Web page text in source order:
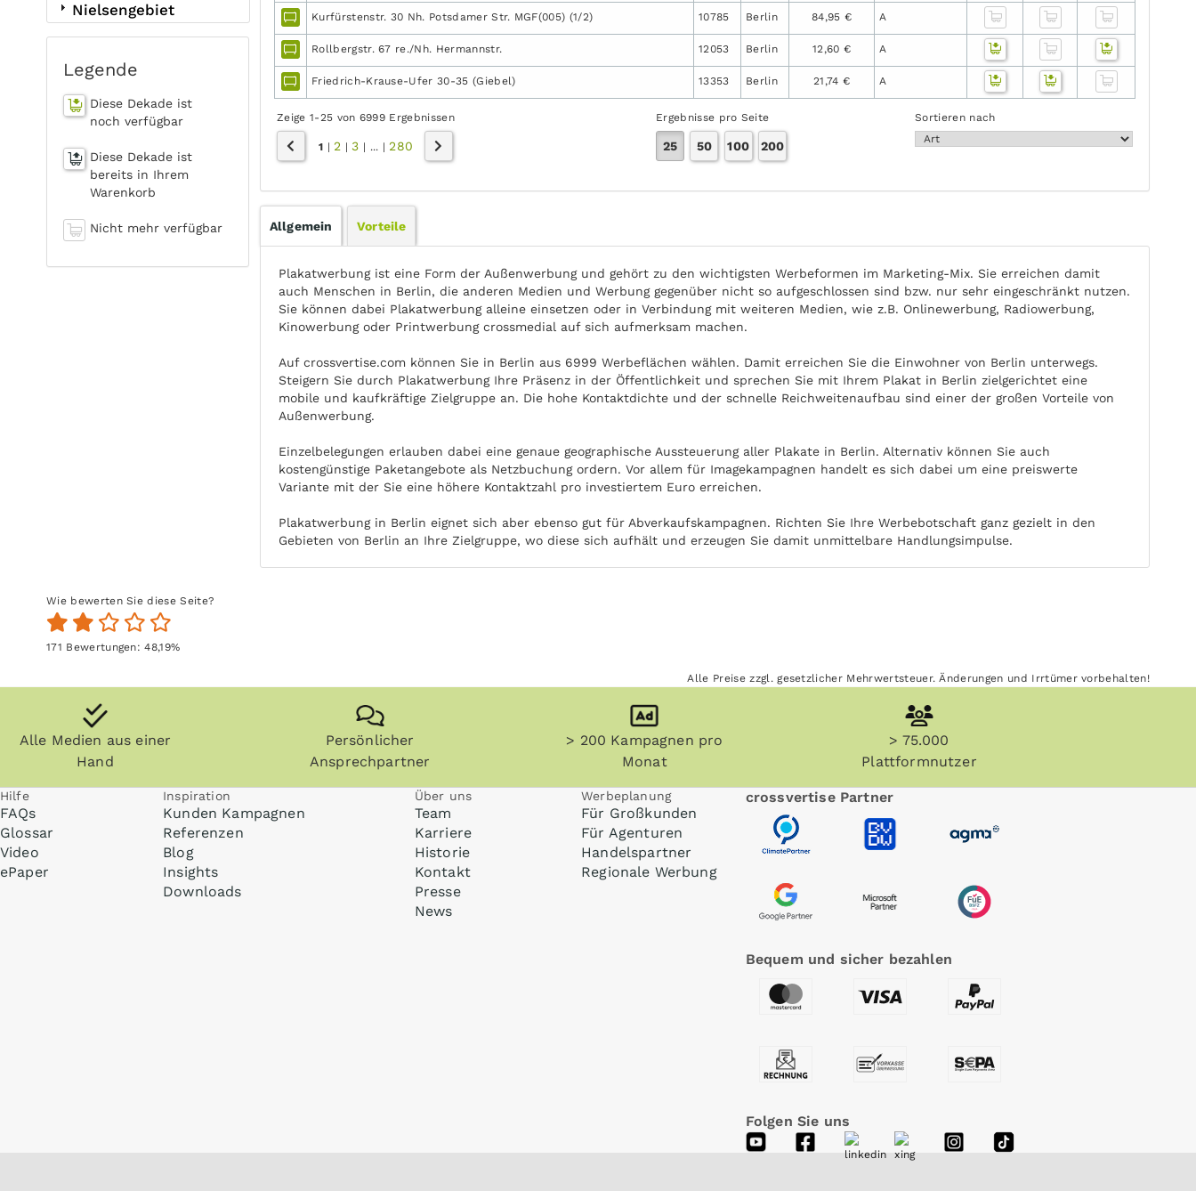
Nielsengebiet
Legende
Diese Dekade ist
noch verfügbar
Diese Dekade ist
bereits in Ihrem
Warenkorb
Nicht mehr verfügbar
Kurfürstenstr. 30 Nh. Potsdamer Str. MGF(005) (1/2) 10785 Berlin 84,95 € A
Rollbergstr. 67 re./Nh. Hermannstr. 12053 Berlin 12,60 € A
Friedrich-Krause-Ufer 30-35 (Giebel) 13353 Berlin 21,74 € A
Zeige 1-25 von 6999 Ergebnissen Ergebnisse pro Seite Sortieren nach
1 | 2 |3 | ... | 280 25 50 100 200
Allgemein Vorteile
Plakatwerbung ist eine Form der Außenwerbung und gehört zu den wichtigsten Werbeformen im Marketing-Mix. Sie erreichen damit
auch Menschen in Berlin, die anderen Medien und Werbung gegenüber nicht so aufgeschlossen sind bzw. nur sehr eingeschränkt nutzen.
Sie können dabei Plakatwerbung alleine einsetzen oder in Verbindung mit weiteren Medien, wie z.B. Onlinewerbung, Radiowerbung,
Kinowerbung oder Printwerbung crossmedial auf sich aufmerksam machen.
Auf crossvertise.com können Sie in Berlin aus 6999 Werbeflächen wählen. Damit erreichen Sie die Einwohner von Berlin unterwegs.
Steigern Sie durch Plakatwerbung Ihre Präsenz in der Öffentlichkeit und sprechen Sie mit Ihrem Plakat in Berlin zielgerichtet eine
mobile und kaufkräftige Zielgruppe an. Die hohe Kontaktdichte und der schnelle Reichweitenaufbau sind einer der großen Vorteile von
Außenwerbung.
Einzelbelegungen erlauben dabei eine genaue geographische Aussteuerung aller Plakate in Berlin. Alternativ können Sie auch
kostengünstige Paketangebote als Netzbuchung ordern. Vor allem für Imagekampagnen handelt es sich dabei um eine preiswerte
Variante mit der Sie eine höhere Kontaktzahl pro investiertem Euro erreichen.
Plakatwerbung in Berlin eignet sich aber ebenso gut für Abverkaufskampagnen. Richten Sie Ihre Werbebotschaft ganz gezielt in den
Gebieten von Berlin an Ihre Zielgruppe, wo diese sich aufhält und erzeugen Sie damit unmittelbare Handlungsimpulse.
Wie bewerten Sie diese Seite?
171 Bewertungen:48,19%
Alle Preise zzgl. gesetzlicher Mehrwertsteuer. Änderungen und Irrtümer vorbehalten!
Alle Medien aus einer
Hand
Persönlicher
Ansprechpartner
> 200 Kampagnen pro
Monat
> 75.000
Plattformnutzer
Hilfe
FAQs
Glossar
Video
ePaper
Inspiration
Kunden Kampagnen
Referenzen
Blog
Insights
Downloads
Über uns
Team
Karriere
Historie
Kontakt
Presse
News
Werbeplanung
Für Großkunden
Für Agenturen
Handelspartner
Regionale Werbung
crossvertise Partner
Bequem und sicher bezahlen
Folgen Sie uns